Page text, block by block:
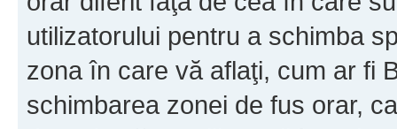
utilizatorului pentru a schimba
zona în care vă aflaţi, cum ar fi
schimbarea zonei de fus orar,